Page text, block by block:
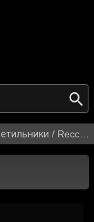
/ Reccagni Angelo L 5650/38